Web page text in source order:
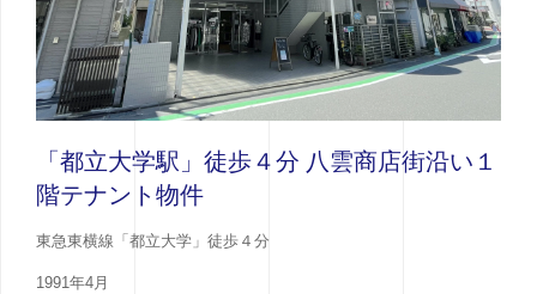
「都立大学駅」徒歩４分 八雲商店街沿い１
階テナント物件
東急東横線「都立大学」徒歩４分
1991年4月